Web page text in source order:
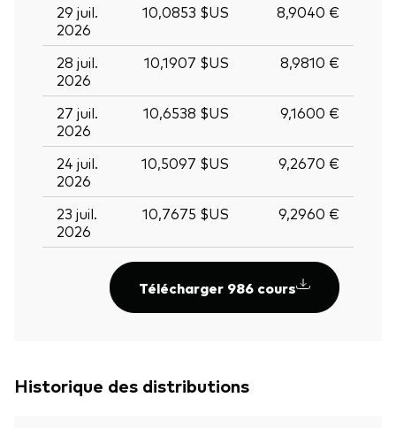
29 juil.
2026
10,0853 $US 8,9040 €
28 juil.
2026
10,1907 $US 8,9810 €
27 juil.
2026
10,6538 $US 9,1600 €
24 juil.
2026
10,5097 $US 9,2670 €
23 juil.
2026
10,7675 $US 9,2960 €
Télécharger 986 cours
Historique des distributions